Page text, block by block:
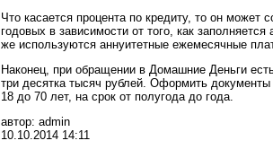
Что касается процента по кредиту, то он может
годовых в зависимости от того, как
же используются аннуитетные ежемесячные
Наконец, при обращении в Домашние Деньги
три десятка тысяч рублей. Оформить
18 до 70 лет, на срок от полугода до года.
автор: admin
10.10.2014 14:11